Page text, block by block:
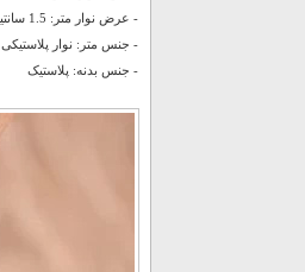
- عرض نوار متر: 1.5 سانتیمتر
- جنس متر: نوار پلاستیکی
- جنس بدنه: پلاستیک